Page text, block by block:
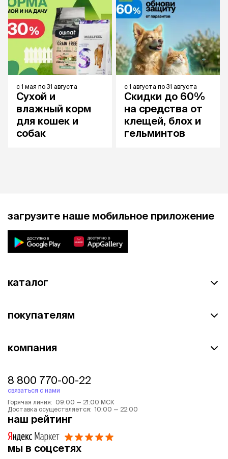
с1 мая по 31 августа
Сухой и
влажный корм
для кошек и
собак
с1 августа по 31 августа
Скидки до 60%
на средства от
клещей, блох и
гельминтов
загрузите наше мобильное приложение
каталог
покупателям
компания
8 800 770-00-22
связаться с нами
Горячая линия: 09:00 — 21:00 МСК
Доставка осуществляется: 10:00 — 22:00
наш рейтинг
мы в соцсетях